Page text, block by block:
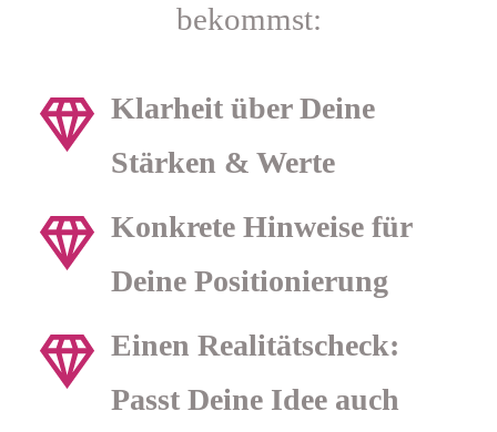
bekommst:
Klarheit über Deine
Stärken & Werte
Konkrete Hinweise für
Deine Positionierung
Einen Realitätscheck:
Passt Deine Idee auch